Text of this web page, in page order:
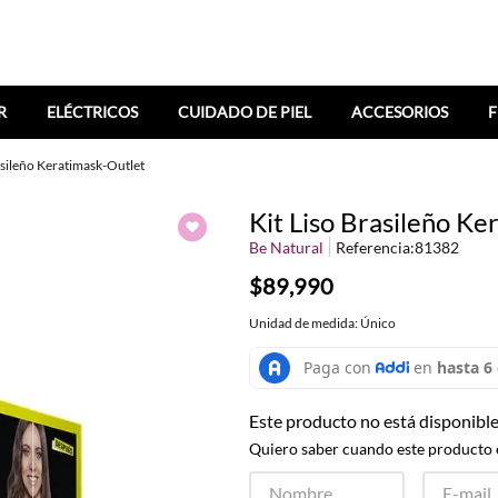
ELÉCTRICOS CUIDADO DE PIEL ACCESORIOS
Keratimask-Outlet
Kit Liso Brasileño
Be Natural Referencia:81382
$89,990
Unidad de medida: Único
Este producto no está
Quiero saber cuando este producto